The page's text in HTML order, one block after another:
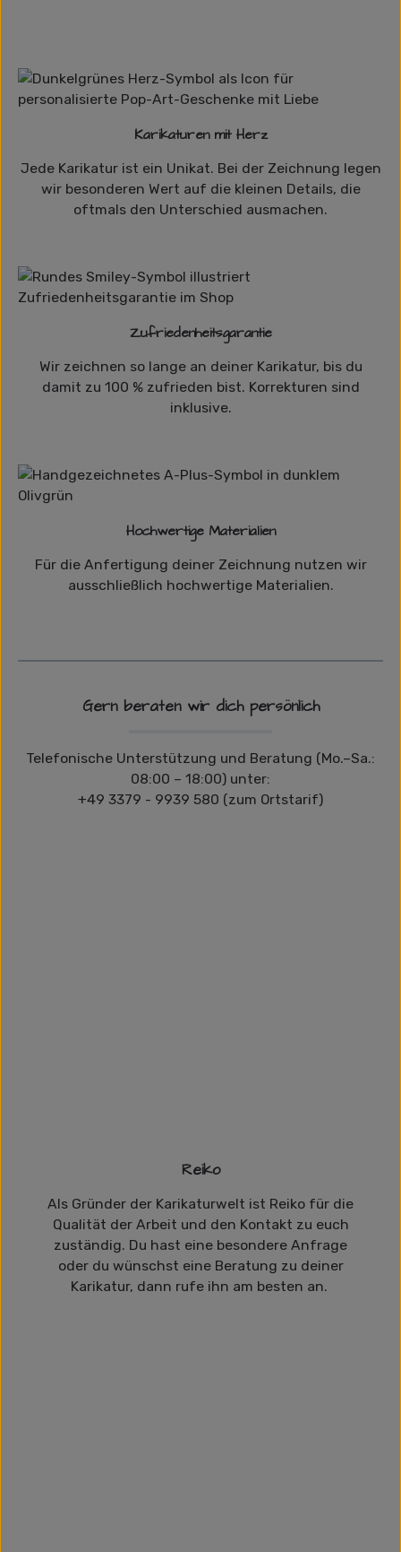
Karikaturen mit Herz
Jede Karikatur ist ein Unikat. Bei der Zeichnung legen
wir besonderen Wert auf die kleinen Details, die
oftmals den Unterschied ausmachen.
Zufriedenheitsgarantie
Wir zeichnen so lange an deiner Karikatur, bis du
damit zu 100 % zufrieden bist. Korrekturen sind
inklusive.
Hochwertige Materialien
Für die Anfertigung deiner Zeichnung nutzen wir
ausschließlich hochwertige Materialien.
Gern beraten wir dich persönlich
Telefonische Unterstützung und Beratung (Mo.–Sa.:
08:00 – 18:00) unter:
+49 3379 - 9939 580 (zum Ortstarif)
Reiko
Als Gründer der Karikaturwelt ist Reiko für die
Qualität der Arbeit und den Kontakt zu euch
zuständig. Du hast eine besondere Anfrage
oder du wünschst eine Beratung zu deiner
Karikatur, dann rufe ihn am besten an.